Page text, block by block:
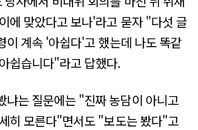
에 맞았다고 보나'라고 묻자 "다섯 글
이 계속 '아쉽다'고 했는데 나도 똑같
쉽습니다"라고 답했다.
냐는 질문에는 "진짜 농담이 아니고
히 모른다"면서도 "보도는 봤다"고